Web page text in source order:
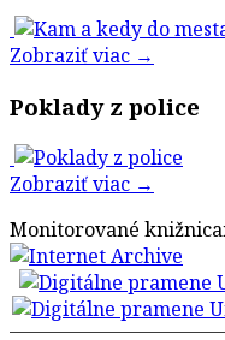
Zobraziť viac →
Poklady z police
Zobraziť viac →
Monitorované